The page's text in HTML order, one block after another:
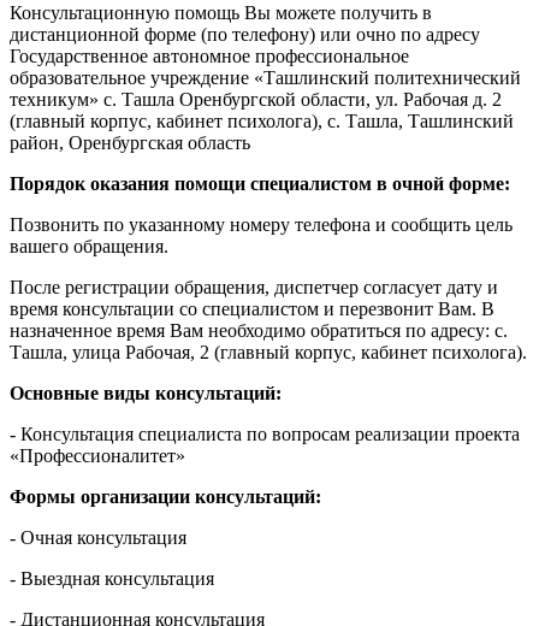
Консультационную помощь Вы можете получить в
дистанционной форме (по телефону) или очно по адресу
Государственное автономное профессиональное
образовательное учреждение «Ташлинский политехнический
техникум» с. Ташла Оренбургской области, ул. Рабочая д. 2
(главный корпус, кабинет психолога), с. Ташла, Ташлинский
район, Оренбургская область
Порядок оказания помощи специалистом в очной форме:
Позвонить по указанному номеру телефона и сообщить цель
вашего обращения.
После регистрации обращения, диспетчер согласует дату и
время консультации со специалистом и перезвонит Вам. В
назначенное время Вам необходимо обратиться по адресу: с.
Ташла, улица Рабочая, 2 (главный корпус, кабинет психолога).
Основные виды консультаций:
- Консультация специалиста по вопросам реализации проекта
«Профессионалитет»
Формы организации консультаций:
- Очная консультация
- Выездная консультация
- Дистанционная консультация